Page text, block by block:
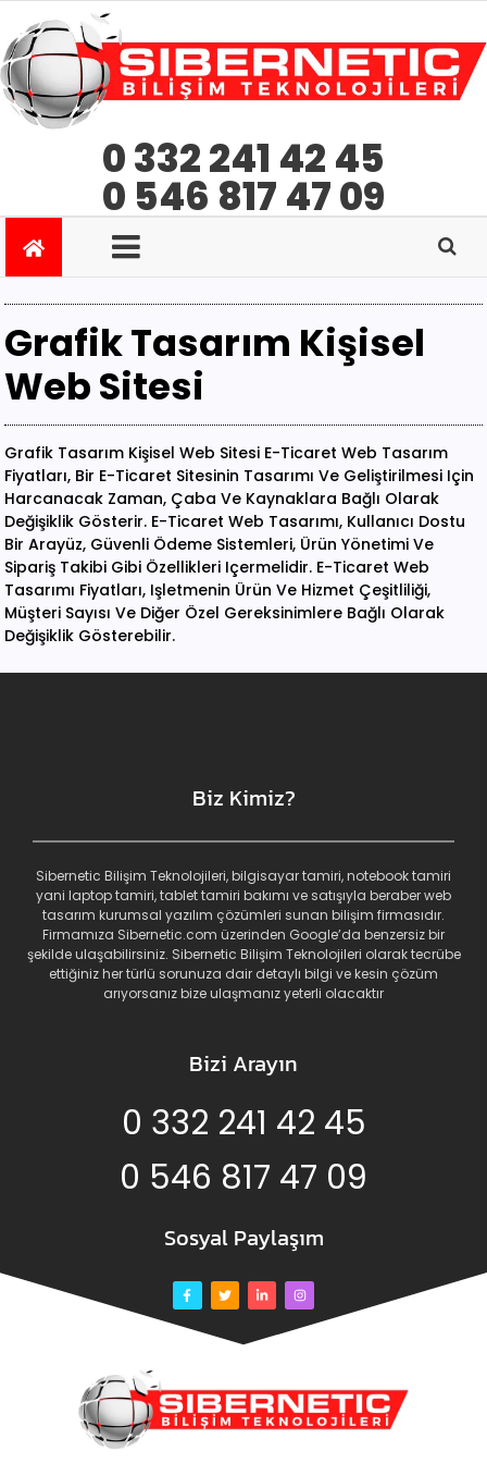
0 332 241 42 45
0 546 817 47 09
Grafik Tasarım Kişisel
Web Sitesi
Grafik Tasarım Kişisel Web Sitesi E-Ticaret Web Tasarım
Fiyatları, Bir E-Ticaret Sitesinin Tasarımı Ve Geliştirilmesi Için
Harcanacak Zaman, Çaba Ve Kaynaklara Bağlı Olarak
Değişiklik Gösterir. E-Ticaret Web Tasarımı, Kullanıcı Dostu
Bir Arayüz, Güvenli Ödeme Sistemleri, Ürün Yönetimi Ve
Sipariş Takibi Gibi Özellikleri Içermelidir. E-Ticaret Web
Tasarımı Fiyatları, Işletmenin Ürün Ve Hizmet Çeşitliliği,
Müşteri Sayısı Ve Diğer Özel Gereksinimlere Bağlı Olarak
Değişiklik Gösterebilir.
Biz Kimiz?
Sibernetic Bilişim Teknolojileri, bilgisayar tamiri, notebook tamiri
yani laptop tamiri, tablet tamiri bakımı ve satışıyla beraber web
tasarım kurumsal yazılım çözümleri sunan bilişim firmasıdır.
Firmamıza Sibernetic.com üzerinden Google’da benzersiz bir
şekilde ulaşabilirsiniz. Sibernetic Bilişim Teknolojileri olarak tecrübe
ettiğiniz her türlü sorunuza dair detaylı bilgi ve kesin çözüm
arıyorsanız bize ulaşmanız yeterli olacaktır
Bizi Arayın
0 332 241 42 45
0 546 817 47 09
Sosyal Paylaşım